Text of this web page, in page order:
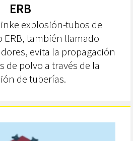
ERB
explosión-tubos de
ERB,también llamado
evita la propagación
de polvo a través de la
de tuberías.